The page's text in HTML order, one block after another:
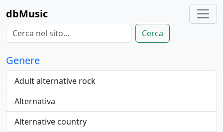
dbMusic
Cerca
Genere
Adult alternative rock
Alternativa
Alternative country